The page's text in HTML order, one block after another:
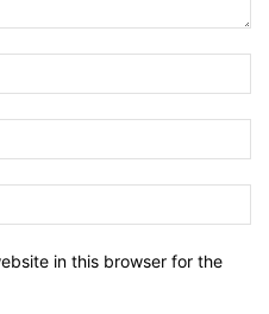
in this browser for the